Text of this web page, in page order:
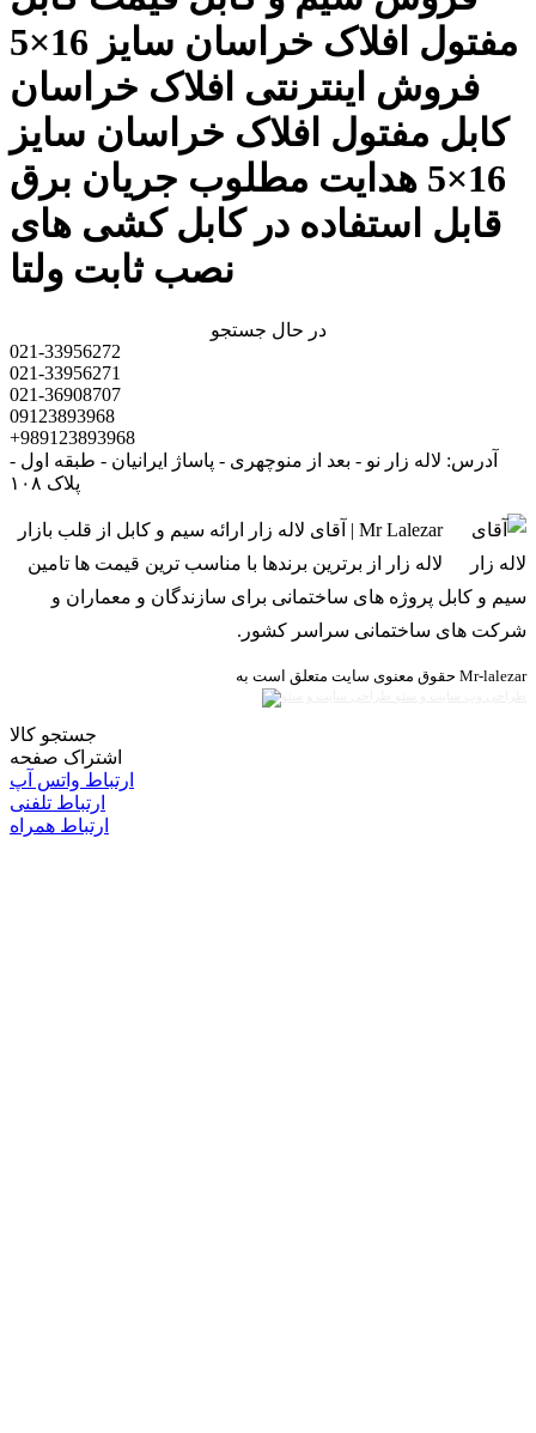
مفتول افلاک خراسان سایز 16×5
فروش اینترنتی افلاک خراسان
کابل مفتول افلاک خراسان سایز
16×5 هدایت مطلوب جریان برق
قابل استفاده در کابل کشی های
نصب ثابت ولتا
در حال جستجو
021-33956272
021-33956271
021-36908707
09123893968
+989123893968
آدرس: لاله زار نو - بعد از منوچهری - پاساژ ایرانیان - طبقه اول -
پلاک ۱۰۸
Mr Lalezar | آقای لاله زار ارائه سیم و کابل از قلب بازار
لاله زار از برترین برندها با مناسب ترین قیمت ها تامین
سیم و کابل پروژه های ساختمانی برای سازندگان و معماران و
شرکت های ساختمانی سراسر کشور.
حقوق معنوی سایت متعلق است به Mr-lalezar
جستجو کالا
اشتراک صفحه
ارتباط واتس آپ
ارتباط تلفنی
ارتباط همراه